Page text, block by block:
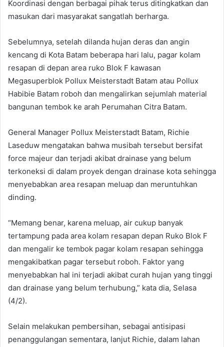
Koordinasi dengan berbagai pihak terus ditingkatkan dan
masukan dari masyarakat sangatlah berharga.
Sebelumnya, setelah dilanda hujan deras dan angin
kencang di Kota Batam beberapa hari lalu, pagar kolam
resapan di depan area ruko Blok F kawasan
Megasuperblok Pollux Meisterstadt Batam atau Pollux
Habibie Batam roboh dan mengalirkan sejumlah material
bangunan tembok ke arah Perumahan Citra Batam.
General Manager Pollux Meisterstadt Batam, Richie
Laseduw mengatakan bahwa musibah tersebut bersifat
force majeur dan terjadi akibat drainase yang belum
terkoneksi di dalam proyek dengan drainase kota sehingga
menyebabkan area resapan meluap dan meruntuhkan
dinding.
“Memang benar, karena meluap, air cukup banyak
tertampung pada area kolam resapan depan Ruko Blok F
dan mengalir ke tembok pagar kolam resapan sehingga
mengakibatkan pagar tersebut roboh. Faktor yang
menyebabkan hal ini terjadi akibat curah hujan yang tinggi
dan drainase yang belum terhubung,” kata dia, Selasa
(4/2).
Selain melakukan pembersihan, sebagai antisipasi
penanggulangan sementara, lanjut Richie, dalam lahan